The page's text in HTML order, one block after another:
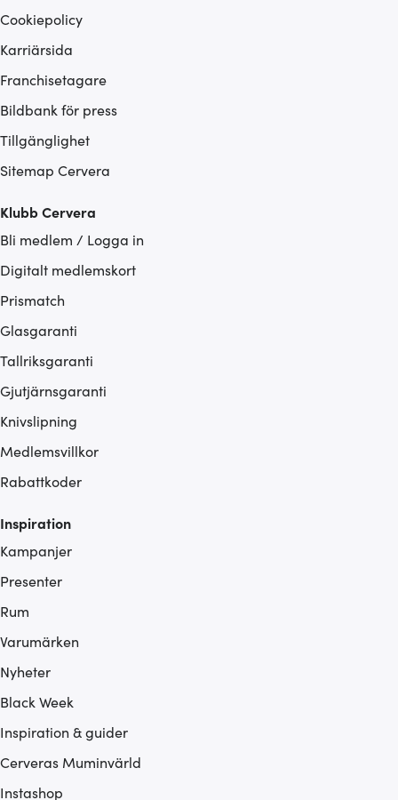
Cookiepolicy
Karriärsida
Franchisetagare
Bildbank för press
Tillgänglighet
Sitemap Cervera
Klubb Cervera
Bli medlem / Logga in
Digitalt medlemskort
Prismatch
Glasgaranti
Tallriksgaranti
Gjutjärnsgaranti
Knivslipning
Medlemsvillkor
Rabattkoder
Inspiration
Kampanjer
Presenter
Rum
Varumärken
Nyheter
Black Week
Inspiration & guider
Cerveras Muminvärld
Instashop